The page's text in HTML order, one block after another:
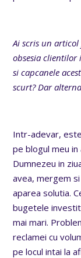
Ai scris un
obsesia
si capcanele
scurt? Dar
Intr-adevar,
pe blogul meu
Dumnezeu in
avea, mergem
aparea solutia.
bugetele
mai mari.
reclamei cu
pe locul intai la